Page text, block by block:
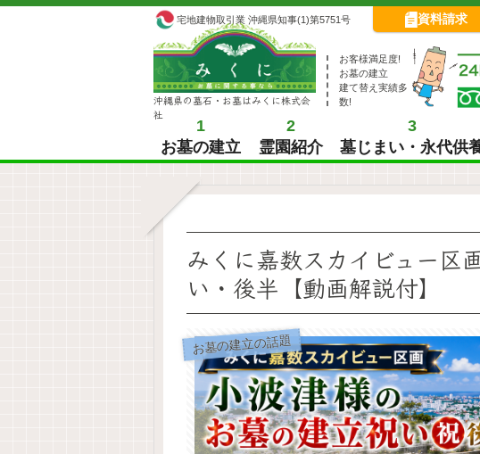
宅地建物取引業 沖縄県知事(1)第5751号 資料請求
沖縄県の墓石・お墓はみくに株式会
社
お客様満足度!
お墓の建立
建て替え実績多
数!
1
お墓の建立
2
霊園紹介
3
墓じまい・永代供
みくに嘉数スカイビュー区
い・後半【動画解説付】
お墓の建立の話題